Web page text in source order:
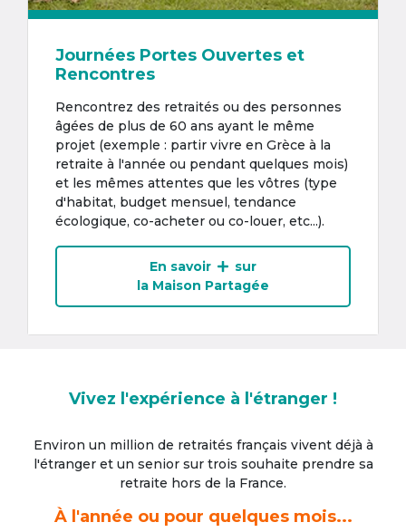
Journées Portes Ouvertes et
Rencontres
Rencontrez des retraités ou des personnes
âgées de plus de 60 ans ayant le même
projet (exemple : partir vivre en Grèce à la
retraite à l'année ou pendant quelques mois)
et les mêmes attentes que les vôtres (type
d'habitat, budget mensuel, tendance
écologique, co-acheter ou co-louer, etc...).
En savoir
sur
la Maison Partagée
Vivez l'expérience à l'étranger !
Environ un million de retraités français vivent déjà à
l'étrangeret un senior sur trois souhaite prendre sa
retraite hors de la France.
À l'année ou pour quelques mois...